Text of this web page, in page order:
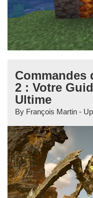
Commandes
2 : Votre
Ultime
By François Martin -